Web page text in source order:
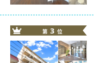
第 3 位